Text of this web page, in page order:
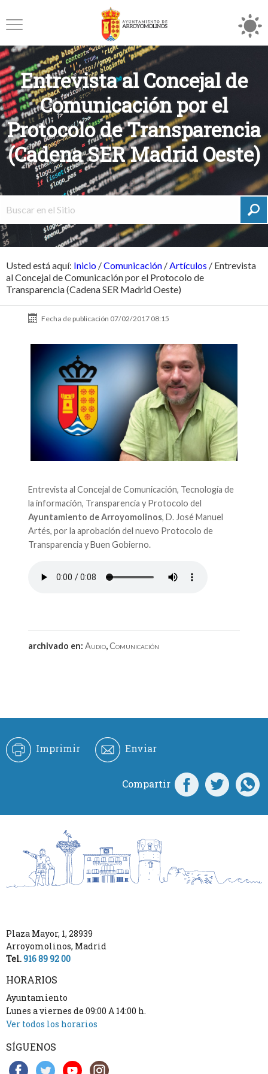
Entrevista al Concejal de
Comunicación por el
Protocolo de Transparencia
(Cadena SER Madrid Oeste)
Usted está aquí: Inicio /Comunicación /Artículos / Entrevista
al Concejal de Comunicación por el Protocolo de
Transparencia (Cadena SER Madrid Oeste)
Fecha de publicación 07/02/2017 08:15
Entrevista al Concejal de Comunicación, Tecnología de
la información, Transparencia y Protocolo del
Ayuntamiento de Arroyomolinos, D. José Manuel
Artés, por la aprobación del nuevo Protocolo de
Transparencia y Buen Gobierno.
archivado en:Audio,Comunicación
Imprimir Enviar
Compartir
Plaza Mayor, 1, 28939
Arroyomolinos, Madrid
Tel.916 89 92 00
HORARIOS
Ayuntamiento
Lunes a viernes de 09:00 A 14:00 h.
Ver todos los horarios
SÍGUENOS